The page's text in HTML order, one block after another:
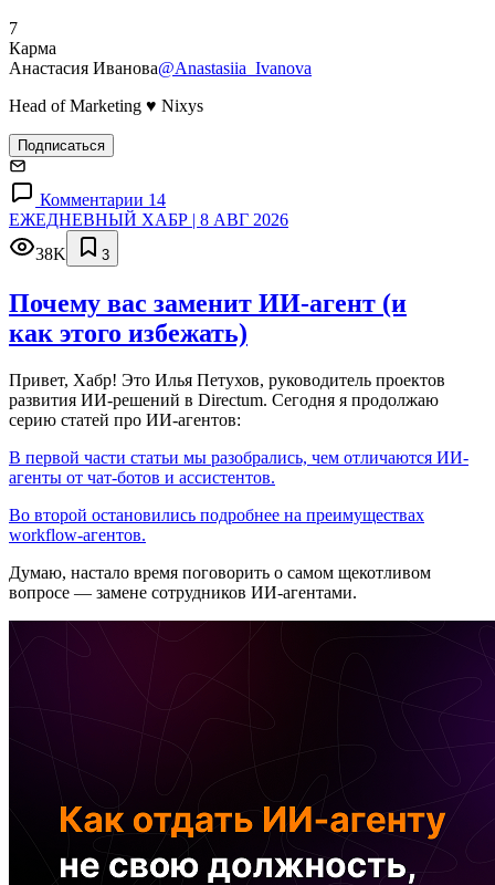
7
Карма
Анастасия Иванова@Anastasiia_Ivanova
Head of Marketing ♥ Nixys
Подписаться
Комментарии 14
ЕЖЕДНЕВНЫЙ ХАБР | 8 АВГ 2026
38K
3
Почему вас заменит ИИ‑агент (и
как этого избежать)
Привет, Хабр! Это Илья Петухов, руководитель проектов
развития ИИ-решений в Directum. Сегодня я продолжаю
серию статей про ИИ-агентов:
В первой части статьи мы разобрались, чем отличаются ИИ-
агенты от чат-ботов и ассистентов.
Во второй остановились подробнее на преимуществах
workflow-агентов.
Думаю, настало время поговорить о самом щекотливом
вопросе — замене сотрудников ИИ-агентами.